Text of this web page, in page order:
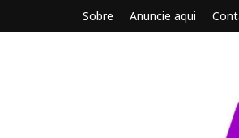
Sobre Anuncie aqui